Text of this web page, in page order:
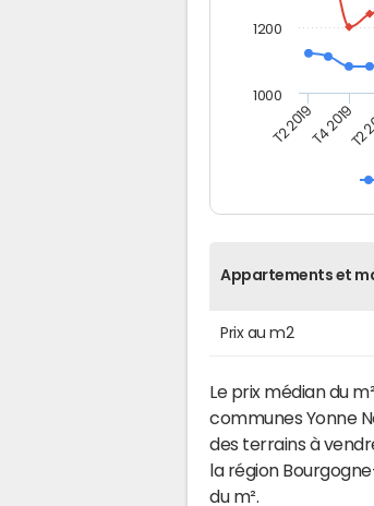
T2 2019T4 2019T2
1000
1200
Appartements et
Prix au m2
Le prix médian du
communes Yonne
des terrains à
la région
du m².